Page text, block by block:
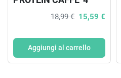
BOTTIGLIE DA 125 ML
18,99 € 15,59 €
Aggiungi al carrello